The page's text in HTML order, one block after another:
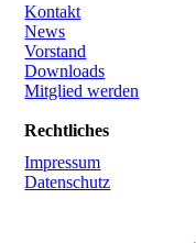
Kontakt
News
Vorstand
Downloads
Mitglied werden
Rechtliches
Impressum
Datenschutz